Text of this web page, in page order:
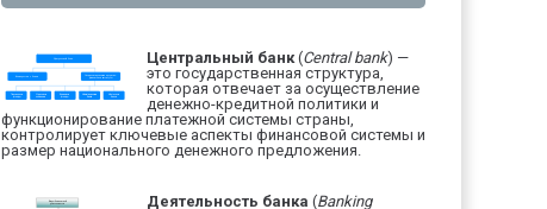
Центральный банк(Central bank) —
это государственная структура,
которая отвечает за осуществление
денежно-кредитной политики и
функционирование платежной системы страны,
контролирует ключевые аспекты финансовой системы и
размер национального денежного предложения.
Деятельность банка (Banking